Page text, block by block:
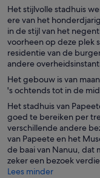
Het stijlvolle stadhuis
ere van het
in de stijl van het
voorheen op deze plek
residentie van de
andere
Het gebouw is van
's ochtends tot in de
Het stadhuis van
goed te bereiken per
verschillende andere
van Papeete en het
de baai van Nanuu, dat
zeker een bezoek
Lees minder